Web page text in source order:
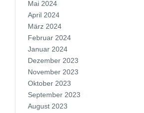
Mai 2024
April 2024
März 2024
Februar 2024
Januar 2024
Dezember 2023
November 2023
Oktober 2023
September 2023
August 2023